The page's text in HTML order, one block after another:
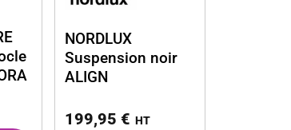
NORDLUX
Suspension noir
ALIGN
199,95€ HT